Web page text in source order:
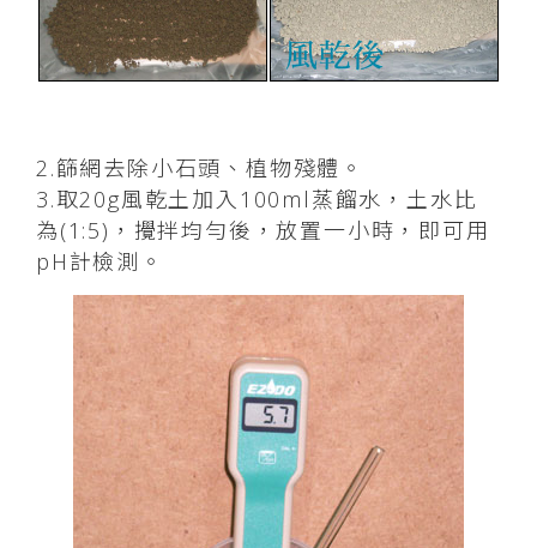
2.篩網去除小石頭、植物殘體。
3.取20g風乾土加入100ml蒸餾水，土水比
為(1:5)，攪拌均勻後，放置一小時，即可用
pH計檢測。